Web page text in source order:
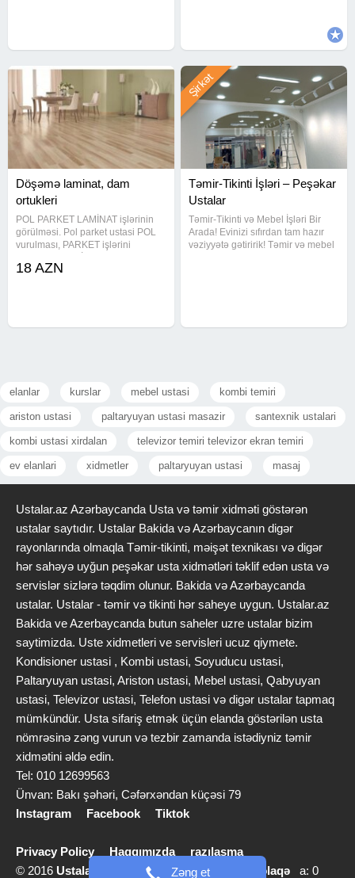
Zəng et
Döşəmə laminat, dam
ortukleri
POL PARKET LAMİNAT işlərinin
görülməsi. Pol parket ustasi POL
vurulması, PARKET işlərini
Apşifka işleri -Dik laqa -Həşiyə
18 AZN
Təmir-Tikinti İşləri – Peşəkar
Ustalar
Təmir-Tikinti və Mebel İşləri Bir
Arada! Evinizi sıfırdan tam hazır
vəziyyətə gətiririk! Təmir və mebel
Şirkət
elanlar kurslar mebel ustasi kombi temiri
ariston ustasi paltaryuyan ustasi masazir santexnik ustalari
kombi ustasi xirdalan televizor temiri televizor ekran temiri
ev elanlari xidmetler paltaryuyan ustasi masaj
Ustalar.az Azərbaycanda Usta və təmir xidməti göstərən
ustalar saytıdır. Ustalar Bakida və Azərbaycanın digər
rayonlarında olmaqla Təmir-tikinti, məişət texnikası və digər
hər sahəyə uyğun peşəkar usta xidmətləri təklif edən usta və
servislər sizlərə təqdim olunur. Bakida və Azərbaycanda
ustalar. Ustalar - təmir və tikinti hər saheye uygun. Ustalar.az
Bakida ve Azerbaycanda butun saheler uzre ustalar bizim
saytimizda. Uste xidmetleri ve servisleri ucuz qiymete.
Kondisioner ustasi , Kombi ustasi, Soyuducu ustasi,
Paltaryuyan ustasi, Ariston ustasi, Mebel ustasi, Qabyuyan
ustasi, Televizor ustasi, Telefon ustasi və digər ustalar tapmaq
mümkündür. Usta sifariş etmək üçün elanda göstərilən usta
nömrəsinə zəng vurun və tezbir zamanda istədiyniz təmir
xidmətini əldə edin.
Tel: 010 12699563
Ünvan: Bakı şəhəri, Cəfərxəndan küçəsi 79
Instagram
Facebook Tiktok
Privacy Policy Haqqımızda
razılaşma
© 2016 Ustalar.az info [@] ustalar.az | Bizimlə əlaqə a: 0